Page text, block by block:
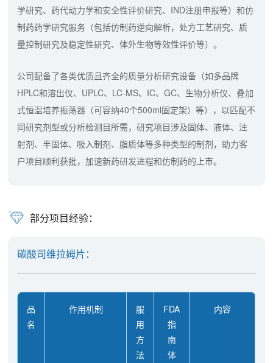
学研究、药代动力学和安全性评价研究、IND注册申报等）和仿
制药药学研究服务（包括仿制药逆向解析，处方工艺研究、质
量控制研究及稳定性研究、体外生物等效性评价等）。
公司配备了各类优质且齐全的质量分析研究设备（如多品牌
HPLC和溶出仪、UPLC、LC-MS、IC、GC、生物分析仪、叠加
式恒温培养振荡器（可容纳40个500ml固定架）等），以匹配不
同研究剂型或分析检测目所需，研究项目涉及固体、液体、注
射剂、半固体、吸入制剂、脂质体等多种类型的制剂，助力客
户项目顺利获批，加速新药研发进程和仿制药的上市。
部分项目经验：
碳酸司维拉姆片：
品
名
作用机制
服
用
方
法
FDA
指
南
体
内容